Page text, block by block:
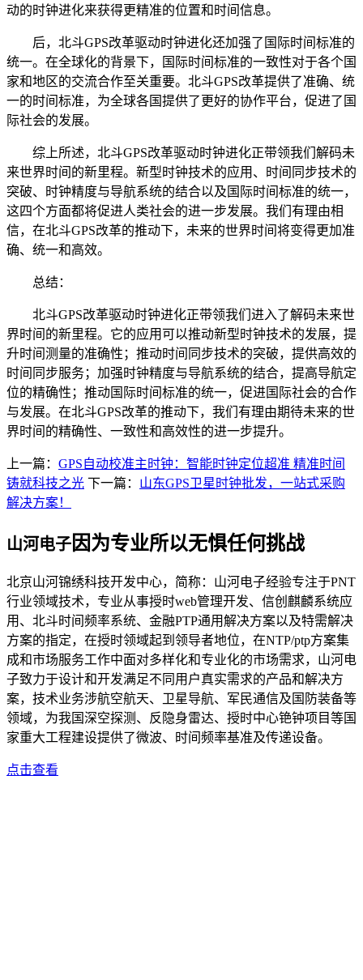
动的时钟进化来获得更精准的位置和时间信息。
后，北斗GPS改革驱动时钟进化还加强了国际时间标准的
统一。在全球化的背景下，国际时间标准的一致性对于各个国
家和地区的交流合作至关重要。北斗GPS改革提供了准确、统
一的时间标准，为全球各国提供了更好的协作平台，促进了国
际社会的发展。
综上所述，北斗GPS改革驱动时钟进化正带领我们解码未
来世界时间的新里程。新型时钟技术的应用、时间同步技术的
突破、时钟精度与导航系统的结合以及国际时间标准的统一，
这四个方面都将促进人类社会的进一步发展。我们有理由相
信，在北斗GPS改革的推动下，未来的世界时间将变得更加准
确、统一和高效。
总结：
北斗GPS改革驱动时钟进化正带领我们进入了解码未来世
界时间的新里程。它的应用可以推动新型时钟技术的发展，提
升时间测量的准确性；推动时间同步技术的突破，提供高效的
时间同步服务；加强时钟精度与导航系统的结合，提高导航定
位的精确性；推动国际时间标准的统一，促进国际社会的合作
与发展。在北斗GPS改革的推动下，我们有理由期待未来的世
界时间的精确性、一致性和高效性的进一步提升。
上一篇： GPS自动校准主时钟：智能时钟定位超准 精准时间
铸就科技之光 下一篇： 山东GPS卫星时钟批发，一站式采购
解决方案！
山河电子因为专业所以无惧任何挑战
北京山河锦绣科技开发中心，简称：山河电子经验专注于PNT
行业领域技术，专业从事授时web管理开发、信创麒麟系统应
用、北斗时间频率系统、金融PTP通用解决方案以及特需解决
方案的指定，在授时领域起到领导者地位，在NTP/ptp方案集
成和市场服务工作中面对多样化和专业化的市场需求，山河电
子致力于设计和开发满足不同用户真实需求的产品和解决方
案，技术业务涉航空航天、卫星导航、军民通信及国防装备等
领域，为我国深空探测、反隐身雷达、授时中心铯钟项目等国
家重大工程建设提供了微波、时间频率基准及传递设备。
点击查看